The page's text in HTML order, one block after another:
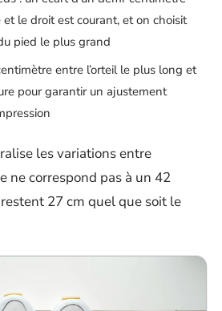
le droit est courant, et on choisit
pied le plus grand
entre l’orteil le plus long et
pour garantir un ajustement
les variations entre
ne correspond pas à un 42
27 cm quel que soit le